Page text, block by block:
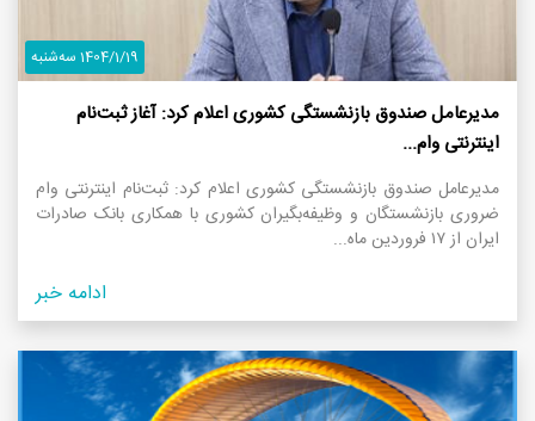
1404/1/19 سه‌شنبه
مدیرعامل صندوق بازنشستگی کشوری اعلام کرد: آغاز ثبت‌نام
اینترنتی وام...
مدیرعامل صندوق بازنشستگی کشوری اعلام کرد: ثبت‌نام اینترنتی وام
ضروری بازنشستگان و وظیفه‌بگیران کشوری با همکاری بانک صادرات
ایران از ۱۷ فروردین ماه...
ادامه خبر